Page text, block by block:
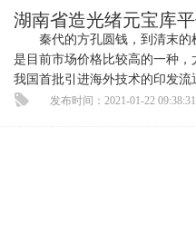
湖南省造光绪元宝库
秦代的方孔圆钱，到清末的
是目前市场价格比较高的一种
我国首批引进海外技术的印发
发布时间：2021-01-22 09:38:31